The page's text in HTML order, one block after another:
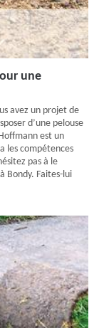
une
avez un projet de
d’une pelouse
est un
les compétences
pas à le
Bondy. Faites-lui